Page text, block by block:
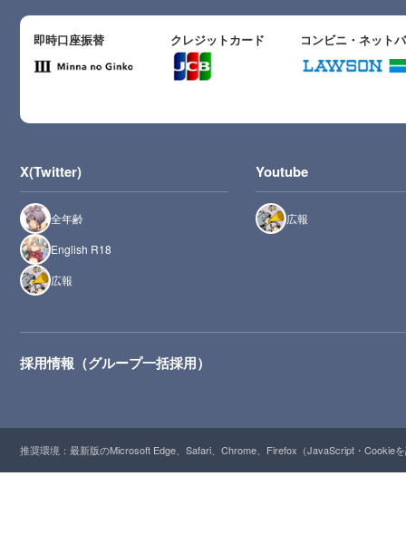
即時口座振替 クレジットカード コンビニ・ネット
X(Twitter)
全年齢
English R18
広報
Youtube
広報
採用情報（グループ一括採用）
推奨環境：最新版のMicrosoft Edge、Safari、Chrome、Firefox（JavaScript・Cookie